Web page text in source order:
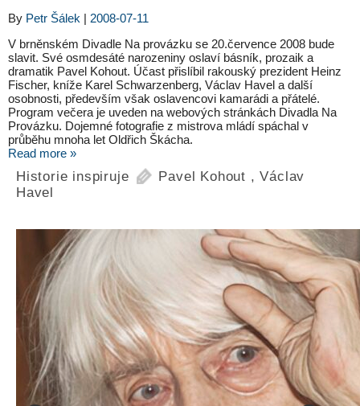
By Petr Šálek | 2008-07-11
V brněnském Divadle Na provázku se 20.července 2008 bude
slavit. Své osmdesáté narozeniny oslaví básník, prozaik a
dramatik Pavel Kohout. Účast přislíbil rakouský prezident Heinz
Fischer, kníže Karel Schwarzenberg, Václav Havel a další
osobnosti, především však oslavencovi kamarádi a přátelé.
Program večera je uveden na webových stránkách Divadla Na
Provázku. Dojemné fotografie z mistrova mládí spáchal v
průběhu mnoha let Oldřich Škácha.
Read more »
Historie inspiruje Pavel Kohout ,Václav
Havel